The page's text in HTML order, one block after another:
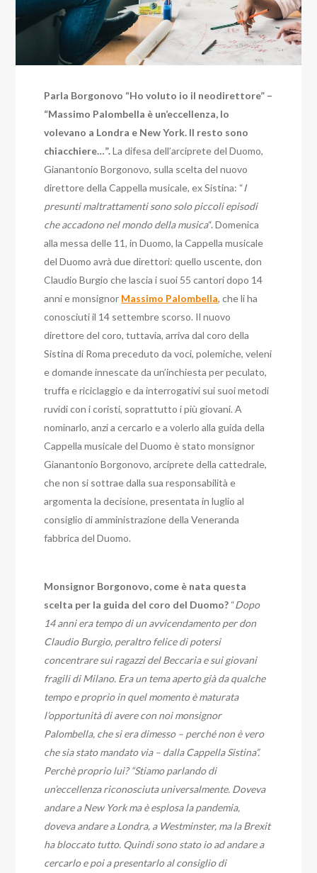
Parla Borgonovo “Ho voluto io il neodirettore” –
“Massimo Palombella è un’eccellenza, lo
volevano a Londra e New York. Il resto sono
chiacchiere…”.La difesa dell’arciprete del Duomo,
Gianantonio Borgonovo, sulla scelta del nuovo
direttore della Cappella musicale, ex Sistina: “I
presunti maltrattamenti sono solo piccoli episodi
che accadono nel mondo della musica“. Domenica
alla messa delle 11, in Duomo, la Cappella musicale
del Duomo avrà due direttori: quello uscente, don
Claudio Burgio che lascia i suoi 55 cantori dopo 14
anni e monsignor Massimo Palombella, che li ha
conosciuti il 14 settembre scorso. Il nuovo
direttore del coro, tuttavia, arriva dal coro della
Sistina di Roma preceduto da voci, polemiche, veleni
e domande innescate da un’inchiesta per peculato,
truffa e riciclaggio e da interrogativi sui suoi metodi
ruvidi con i coristi, soprattutto i più giovani. A
nominarlo, anzi a cercarlo e a volerlo alla guida della
Cappella musicale del Duomo è stato monsignor
Gianantonio Borgonovo, arciprete della cattedrale,
che non si sottrae dalla sua responsabilità e
argomenta la decisione, presentata in luglio al
consiglio di amministrazione della Veneranda
fabbrica del Duomo.
Monsignor Borgonovo, come è nata questa
scelta per la guida del coro del Duomo? “Dopo
14 anni era tempo di un avvicendamento per don
Claudio Burgio, peraltro felice di potersi
concentrare sui ragazzi del Beccaria e sui giovani
fragili di Milano. Era un tema aperto già da qualche
tempo e proprio in quel momento è maturata
l’opportunità di avere con noi monsignor
Palombella, che si era dimesso – perché non è vero
che sia stato mandato via – dalla Cappella Sistina”.
Perchè proprio lui? “Stiamo parlando di
un’eccellenza riconosciuta universalmente. Doveva
andare a New York ma è esplosa la pandemia,
doveva andare a Londra, a Westminster, ma la Brexit
ha bloccato tutto. Quindi sono stato io ad andare a
cercarlo e poi a presentarlo al consiglio di